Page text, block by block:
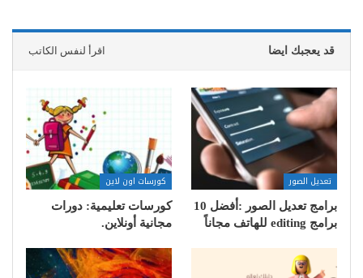
قد يعجبك ايضا اقرأ لنفس الكاتب
تعديل الصور
برامج تعديل الصور :أفضل 10
برامج editing للهاتف مجاناً
كورسات اون لاين
كورسات تعليمية: دورات
مجانية أونلاين.